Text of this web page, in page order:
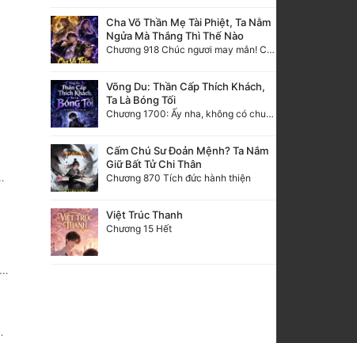
Cha Võ Thần Mẹ Tài Phiệt, Ta Nằm
Ngửa Mà Thắng Thì Thế Nào
Chương 918 Chúc ngươi may mắn! Ca môn cũng là sắt thép thẳng nam!
Võng Du: Thần Cấp Thích Khách,
Ta Là Bóng Tối
Chương 1700: Ấy nha, không có chuyện gì!
Cấm Chú Sư Đoản Mệnh? Ta Nắm
Giữ Bất Tử Chi Thân
Chương 870 Tích đức hành thiện
Việt Trúc Thanh
Chương 15 Hết